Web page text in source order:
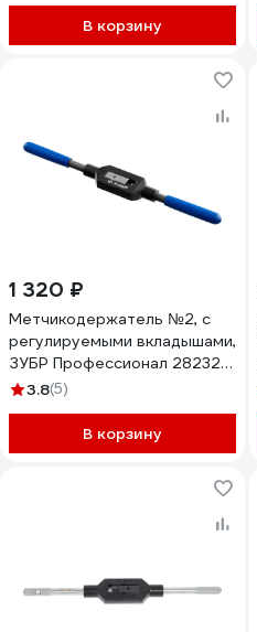
В корзину
1 320 ₽
Метчикодержатель №2, с
регулируемыми вкладышами,
ЗУБР Профессионал 28232-
2 3.8(5)
В корзину